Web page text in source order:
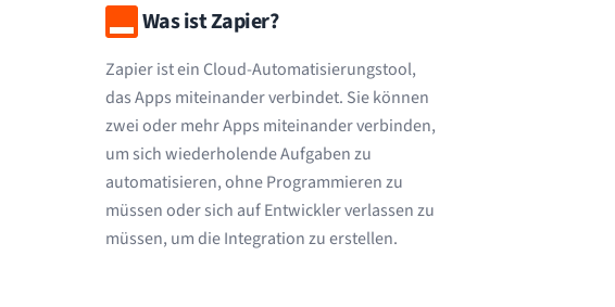
Was ist Zapier?
Zapier ist ein Cloud-Automatisierungstool,
das Apps miteinander verbindet. Sie können
zwei oder mehr Apps miteinander verbinden,
um sich wiederholende Aufgaben zu
automatisieren, ohne Programmieren zu
müssen oder sich auf Entwickler verlassen zu
müssen, um die Integration zu erstellen.